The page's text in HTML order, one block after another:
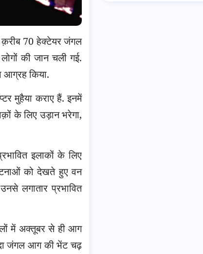
क़रीब 70 हेक्टेयर जंगल
की जान चली गई.
आग्रह किया.
मुहैया कराए हैं. इनमें
के लिए उड़ान भरेगा,
इलाकों के लिए
को देखते हुए वन
लगातार प्रभावित
में अक्तूबर से ही आग
जंगल आग की भेंट चढ़